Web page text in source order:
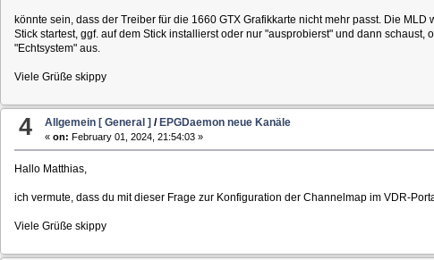
könnte sein, dass der Treiber für die 1660 GTX Grafikkarte nicht mehr passt. Die
Stick startest, ggf. auf dem Stick installierst oder nur "ausprobierst" und dann
"Echtsystem" aus.
Viele Grüße skippy
4 Allgemein [ General ] /EPGDaemon neue Kanäle
«on: February 01, 2024, 21:54:03 »
Hallo Matthias,
ich vermute, dass du mit dieser Frage zur Konfiguration der Channelmap im VDR-
Viele Grüße skippy